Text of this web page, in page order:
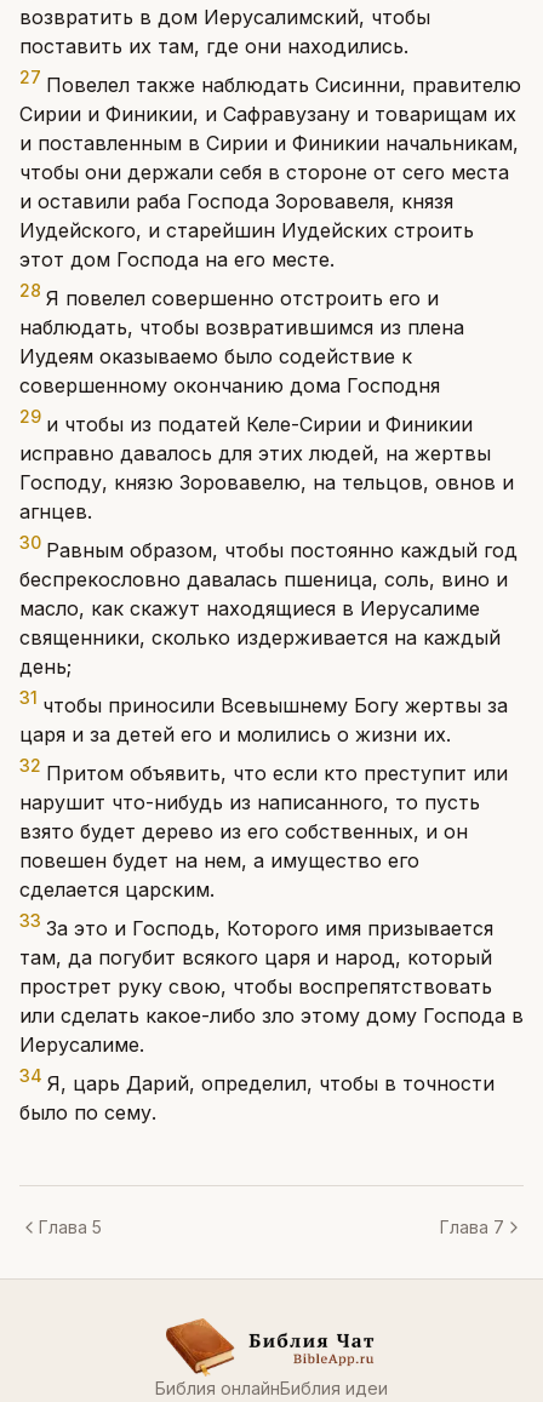
возвратить в дом Иерусалимский, чтобы
поставить их там, где они находились.
27 Повелел также наблюдать Сисинни, правителю
Сирии и Финикии, и Сафравузану и товарищам их
и поставленным в Сирии и Финикии начальникам,
чтобы они держали себя в стороне от сего места
и оставили раба Господа Зоровавеля, князя
Иудейского, и старейшин Иудейских строить
этот дом Господа на его месте.
28 Я повелел совершенно отстроить его и
наблюдать, чтобы возвратившимся из плена
Иудеям оказываемо было содействие к
совершенному окончанию дома Господня
29 и чтобы из податей Келе-Сирии и Финикии
исправно давалось для этих людей, на жертвы
Господу, князю Зоровавелю, на тельцов, овнов и
агнцев.
30 Равным образом, чтобы постоянно каждый год
беспрекословно давалась пшеница, соль, вино и
масло, как скажут находящиеся в Иерусалиме
священники, сколько издерживается на каждый
день;
31 чтобы приносили Всевышнему Богу жертвы за
царя и за детей его и молились о жизни их.
32 Притом объявить, что если кто преступит или
нарушит что-нибудь из написанного, то пусть
взято будет дерево из его собственных, и он
повешен будет на нем, а имущество его
сделается царским.
33 За это и Господь, Которого имя призывается
там, да погубит всякого царя и народ, который
прострет руку свою, чтобы воспрепятствовать
или сделать какое-либо зло этому дому Господа в
Иерусалиме.
34 Я, царь Дарий, определил, чтобы в точности
было по сему.
Глава 5 Глава 7
Библия онлайнБиблия идеи